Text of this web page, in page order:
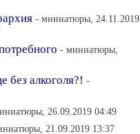
- миниатюры, 24.11.2019
- миниатюры,
без алкоголя?! -
26.09.2019 04:49
21.09.2019 13:37